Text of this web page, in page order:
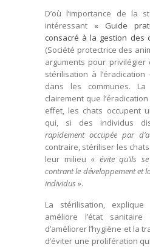
D’où l’importance de la
intéressant « Guide
consacré à la gestion des
(Société protectrice des
arguments pour
stérilisation à
dans les communes.
clairement que
effet, les chats occupent
qui, si des individus
rapidement occupée par
contraire, stériliser les
leur milieu « évite qu’ils
contrant le développement et
individus ».
La stérilisation, explique
améliore l’état
d’améliorer l’hygiène et la
d’éviter une prolifération